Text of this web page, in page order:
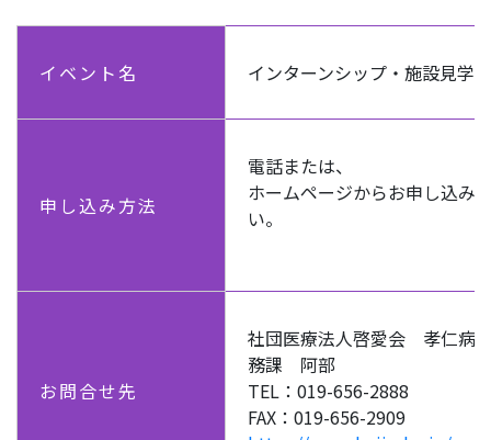
イベント名 インターンシップ・施設見学
申し込み方法
電話または、
ホームページからお申し込み
い。
お問合せ先
社団医療法人啓愛会 孝仁病
務課 阿部
TEL：019-656-2888
FAX：019-656-2909